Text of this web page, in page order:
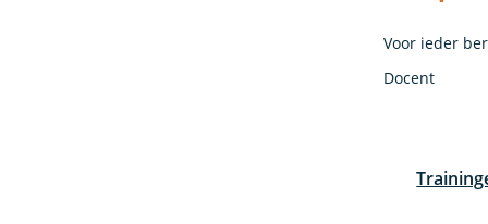
Voor ieder
Docent